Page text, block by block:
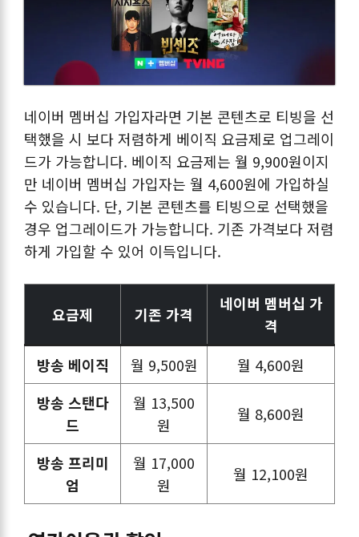
네이버 멤버십 가입자라면 기본 콘텐츠로 티빙을 선
택했을 시 보다 저렴하게 베이직 요금제로 업그레이
드가 가능합니다. 베이직 요금제는 월 9,900원이지
만 네이버 멤버십 가입자는 월 4,600원에 가입하실
수 있습니다. 단, 기본 콘텐츠를 티빙으로 선택했을
경우 업그레이드가 가능합니다. 기존 가격보다 저렴
하게 가입할 수 있어 이득입니다.
요금제 기존 가격
네이버 멤버십 가
격
방송 베이직
월 9,500원
월 4,600원
방송 스탠다
드
월 13,500
원
월 8,600원
방송 프리미
엄
월 17,000
원
월 12,100원